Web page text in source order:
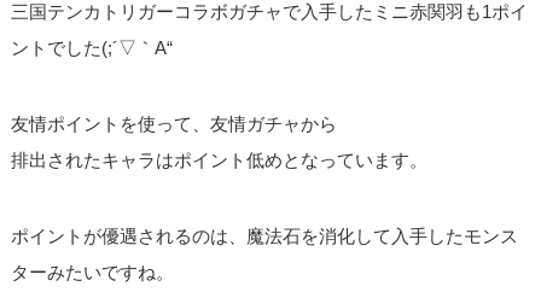
三国テンカトリガーコラボガチャで入手したミニ赤関羽も1ポイ
ントでした(;´▽｀A“
友情ポイントを使って、友情ガチャから
排出されたキャラはポイント低めとなっています。
ポイントが優遇されるのは、魔法石を消化して入手したモンス
ターみたいですね。